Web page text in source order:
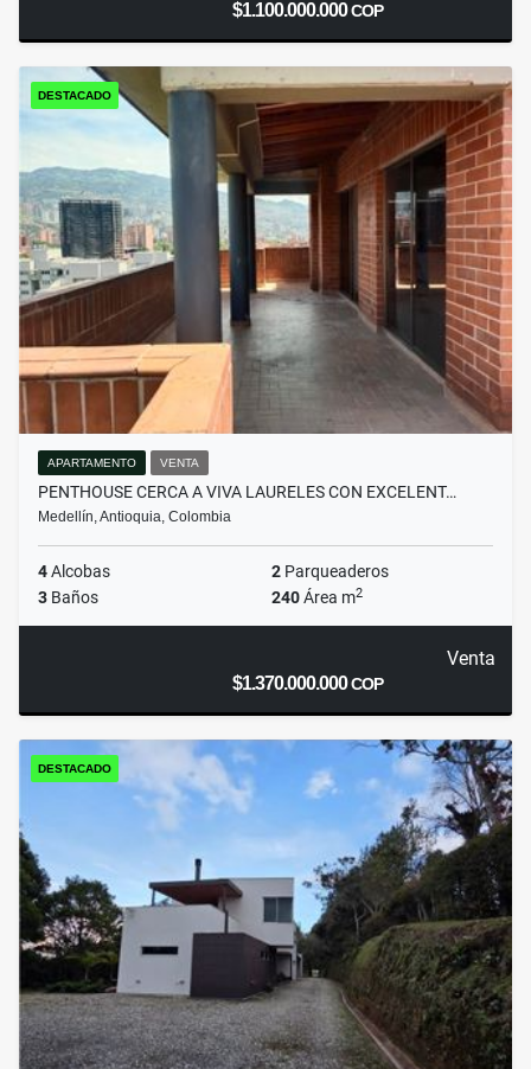
$1.100.000.000COP
DESTACADO
APARTAMENTO VENTA
PENTHOUSE CERCA A VIVA LAURELES CON EXCELENT…
Medellín, Antioquia, Colombia
4Alcobas 2 Parqueaderos
3 Baños 240Área m2
Venta
$1.370.000.000COP
DESTACADO